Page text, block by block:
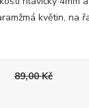
květin, na
89,00 Kč